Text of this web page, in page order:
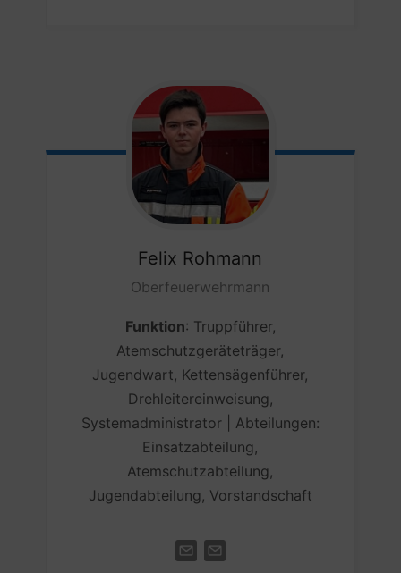
Felix Rohmann
Oberfeuerwehrmann
Funktion: Truppführer,
Atemschutzgeräteträger,
Jugendwart, Kettensägenführer,
Drehleitereinweisung,
Systemadministrator | Abteilungen:
Einsatzabteilung,
Atemschutzabteilung,
Jugendabteilung, Vorstandschaft